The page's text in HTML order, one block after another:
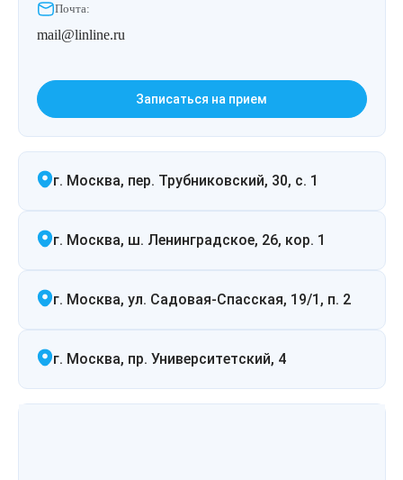
Почта:
mail@linline.ru
Записаться на прием
г. Москва, пер. Трубниковский, 30, с. 1
г. Москва, ш. Ленинградское, 26, кор. 1
г. Москва, ул. Садовая-Спасская, 19/1, п. 2
г. Москва, пр. Университетский, 4
Лазерная подтяжка кожи живота
Лазерная подтяжка кожи на бедрах и коленях
Лазерное омоложение груди